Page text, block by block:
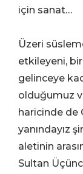
için sanat…
Üzeri
etkileyeni,
gelinceye
olduğumuz
haricinde de
yanındayız
aletinin
Sultan